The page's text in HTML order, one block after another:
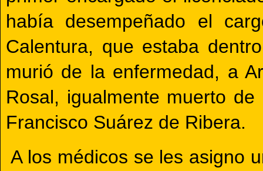
había desempeñado el
Calentura, que estaba
murió de la enfermedad, a
Rosal, igualmente muerto
Francisco Suárez de Ribera.
A los médicos se les asigno